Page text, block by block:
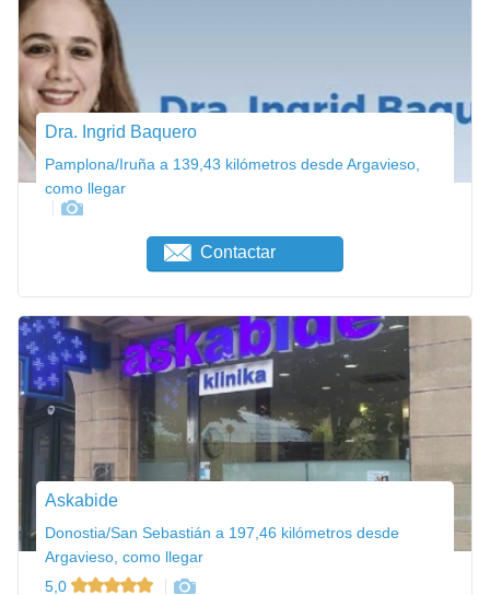
Dra. Ingrid Baquero
Pamplona/Iruña a 139,43 kilómetros desde Argavieso,
como llegar
Contactar
Askabide
Donostia/San Sebastián a 197,46 kilómetros desde
Argavieso, como llegar
5,0